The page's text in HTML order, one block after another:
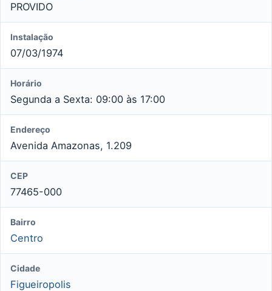
PROVIDO
Instalação
07/03/1974
Horário
Segunda a Sexta: 09:00 às 17:00
Endereço
Avenida Amazonas, 1.209
CEP
77465-000
Bairro
Centro
Cidade
Figueiropolis